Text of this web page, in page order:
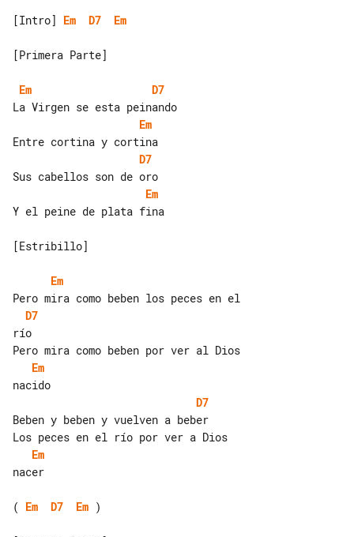
[Intro] Em D7 Em
[Primera Parte]
Em
D7
Em
D7
Em
Y el peine de plata fina
[Estribillo]
Em
D7
río
Em
D7
Beben y beben y vuelven a beber
Em
nacer
( Em D7 Em )